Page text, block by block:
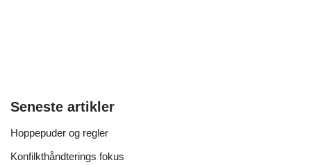
Seneste artikler
Hoppepuder og regler
Konfilkthåndterings fokus